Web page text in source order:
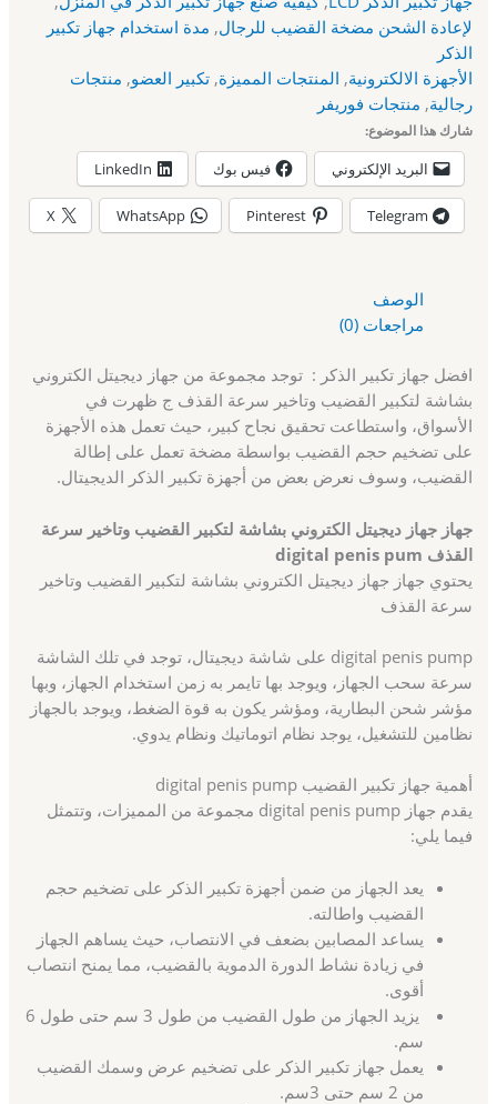
لإعادة الشحن مضخة القضيب للرجال, مدة استخدام جهاز تكبير
الذكر
الأجهزة الالكترونية, المنتجات المميزة,تكبير العضو, منتجات
رجالية, منتجات فوريفر
شارك هذا الموضوع:
البريد الإلكتروني فيس بوك LinkedIn
Telegram
Pinterest
WhatsApp
X
الوصف
مراجعات (0)
افضل جهاز تكبير الذكر : توجد مجموعة من جهاز ديجيتل الكتروني
بشاشة لتكبير القضيب وتاخير سرعة القذف ج ظهرت في
الأسواق، واستطاعت تحقيق نجاح كبير، حيث تعمل هذه الأجهزة
على تضخيم حجم القضيب بواسطة مضخة تعمل على إطالة
القضيب، وسوف نعرض بعض من أجهزة تكبير الذكر الديجيتال.
جهاز جهاز ديجيتل الكتروني بشاشة لتكبير القضيب وتاخير سرعة
القذف digital penis pum
يحتوي جهاز جهاز ديجيتل الكتروني بشاشة لتكبير القضيب وتاخير
سرعة القذف
digital penis pump على شاشة ديجيتال، توجد في تلك الشاشة
سرعة سحب الجهاز، ويوجد بها تايمر به زمن استخدام الجهاز، وبها
مؤشر شحن البطارية، ومؤشر يكون به قوة الضغط، ويوجد بالجهاز
نظامين للتشغيل، يوجد نظام اتوماتيك ونظام يدوي.
أهمية جهاز تكبير القضيب digital penis pump
يقدم جهاز digital penis pump مجموعة من المميزات، وتتمثل
فيما يلي:
يعد الجهاز من ضمن أجهزة تكبير الذكر على تضخيم حجم
القضيب واطالته.
يساعد المصابين بضعف في الانتصاب، حيث يساهم الجهاز
في زيادة نشاط الدورة الدموية بالقضيب، مما يمنح انتصاب
أقوى.
يزيد الجهاز من طول القضيب من طول 3 سم حتى طول 6
سم.
يعمل جهاز تكبير الذكر على تضخيم عرض وسمك القضيب
من 2 سم حتى 3سم.